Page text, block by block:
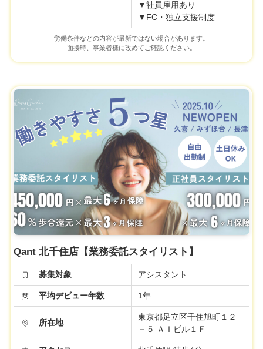
▼社員雇用あり
▼FC・独立支援制度
労働条件などの内容が最新ではない場合があります。
面接時、事業者様に改めてご確認ください。
Qant 北千住店【業務委託スタイリスト】
募集対象 アシスタント
平均デビュー年数 1年
所在地
東京都足立区千住旭町１２
－５ ＡＩビル１Ｆ